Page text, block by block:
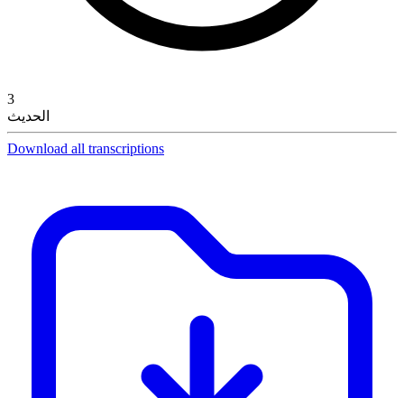
3
الحديث
Download all transcriptions